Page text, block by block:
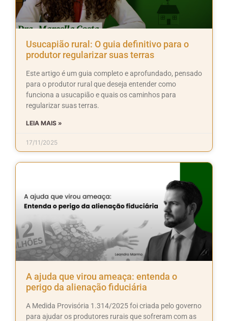
Usucapião rural: O guia definitivo para o
produtor regularizar suas terras
Este artigo é um guia completo e aprofundado, pensado
para o produtor rural que deseja entender como
funciona a usucapião e quais os caminhos para
regularizar suas terras.
LEIA MAIS »
17/11/2025
A ajuda que virou ameaça: entenda o
perigo da alienação fiduciária
A Medida Provisória 1.314/2025 foi criada pelo governo
para ajudar os produtores rurais que sofreram com as